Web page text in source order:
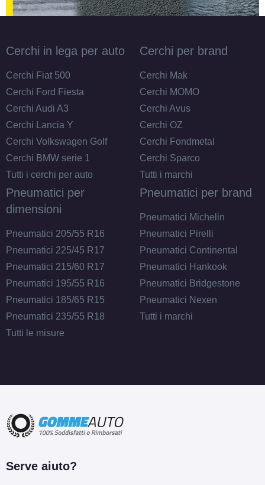
Cerchi in lega per auto
Cerchi Fiat 500
Cerchi Ford Fiesta
Cerchi Audi A3
Cerchi Lancia Y
Cerchi Volkswagen Golf
Cerchi BMW serie 1
Tutti i cerchi per auto
Cerchi per brand
Cerchi Mak
Cerchi MOMO
Cerchi Avus
Cerchi OZ
Cerchi Fondmetal
Cerchi Sparco
Tutti i marchi
Pneumatici per
dimensioni
Pneumatici 205/55 R16
Pneumatici 225/45 R17
Pneumatici 215/60 R17
Pneumatici 195/55 R16
Pneumatici 185/65 R15
Pneumatici 235/55 R18
Tutti le misure
Pneumatici per brand
Pneumatici Michelin
Pneumatici Pirelli
Pneumatici Continental
Pneumatici Hankook
Pneumatici Bridgestone
Pneumatici Nexen
Tutti i marchi
Serve aiuto?